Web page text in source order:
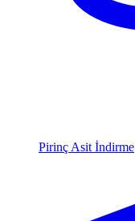
Pirinç Asit İndirme